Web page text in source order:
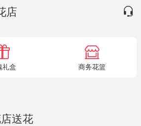
店
礼盒 商务花篮
送花